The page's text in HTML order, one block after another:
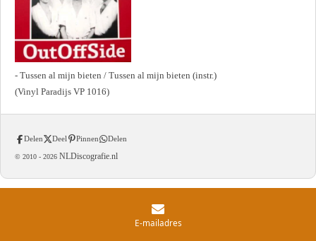
- Tussen al mijn bieten / Tussen al mijn bieten (instr.)
(Vinyl Paradijs VP 1016)
Delen Deel Pinnen Delen
© 2010 - 2026 NLDiscografie.nl
E-mailadres